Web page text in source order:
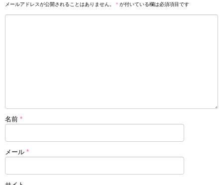
メールアドレスが公開されることはありません。 * が付いている欄は必須項目です
名前 *
メール *